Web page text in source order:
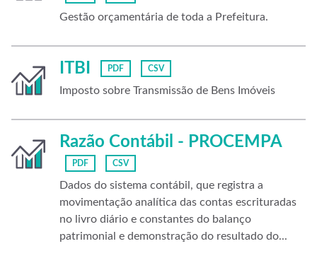
Gestão orçamentária de toda a Prefeitura.
ITBI PDF CSV
Imposto sobre Transmissão de Bens Imóveis
Razão Contábil - PROCEMPA
PDF CSV
Dados do sistema contábil, que registra a
movimentação analítica das contas escrituradas
no livro diário e constantes do balanço
patrimonial e demonstração do resultado do...